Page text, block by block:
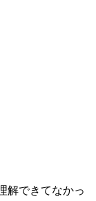
解できてなかっ